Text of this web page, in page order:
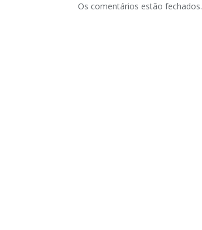
Os comentários estão fechados.